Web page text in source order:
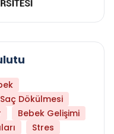
Saç Dökülmesi
Bebek Gelişimi
Stres